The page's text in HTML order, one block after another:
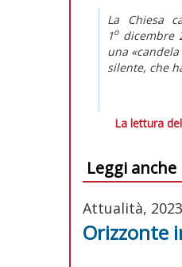
La Chiesa
1odicembre
una
silente, che
La lettura
Leggi anche
Attualità,
Orizzonte